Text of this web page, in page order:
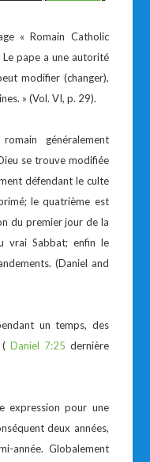
« Romain Catholic
pape a une autorité
modifier (changer),
» (Vol. VI, p. 29).
généralement
se trouve modifiée
défendant le culte
le quatrième est
du premier jour de la
vrai Sabbat; enfin le
(Daniel and
un temps, des
Daniel 7:25 dernière
expression pour une
deux années,
année. Globalement